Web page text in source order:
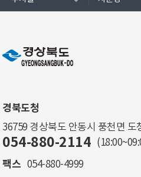
경북도청
36759 경상북도 안동시 풍천면 도
054-880-2114
팩스 054-880-4999